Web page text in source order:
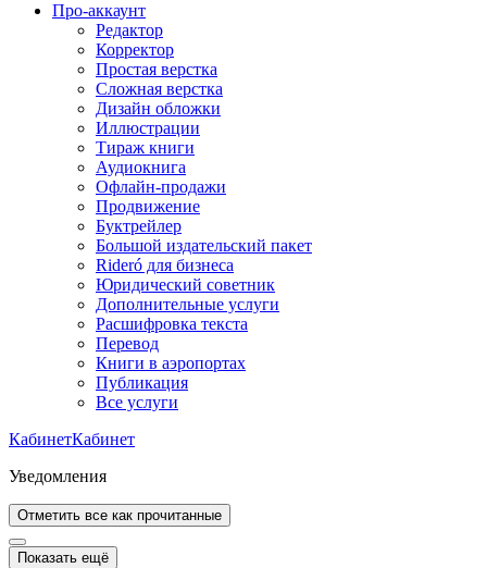
Про-аккаунт
Редактор
Корректор
Простая верстка
Сложная верстка
Дизайн обложки
Иллюстрации
Тираж книги
Аудиокнига
Офлайн-продажи
Продвижение
Буктрейлер
Большой издательский пакет
Rideró для бизнеса
Юридический советник
Дополнительные услуги
Расшифровка текста
Перевод
Книги в аэропортах
Публикация
Все услуги
КабинетКабинет
Уведомления
Отметить все как прочитанные
Показать ещё